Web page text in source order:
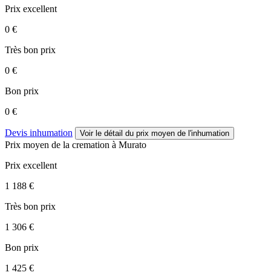
Prix excellent
0 €
Très bon prix
0 €
Bon prix
0 €
Devis inhumation Voir le détail du prix moyen de l'inhumation
Prix moyen de la cremation à Murato
Prix excellent
1 188 €
Très bon prix
1 306 €
Bon prix
1 425 €